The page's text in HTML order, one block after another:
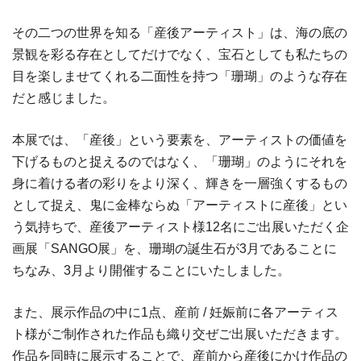
その二つの世界を知る「産後アーティスト」は、海の底の
景観を彩る存在としてだけでなく、宝石としても私たちの
目を楽しませてくれる二面性を持つ「珊瑚」のような存在
だと感じました。
本展では、「産後」という要素を、アーティストの価値を
下げるものと捉えるのではなく、「珊瑚」のようにそれを
身に着ける者の彩りをより深く、輝きを一層強くするもの
として捉え、鬼に金棒ならぬ「アーティストに産後」とい
う気持ちで、産後アーティスト様12名にご出展いただく企
画展「SANGO展」を、珊瑚の誕生石が3月であることに
ちなみ、3月より開催することにいたしました。
また、展示作品の中に1点、産前 / 妊娠前に各アーティス
ト様がご制作された作品も織り交ぜご出展いただきます。
作品を同時に展示することで、産前から産後にかけ作品の